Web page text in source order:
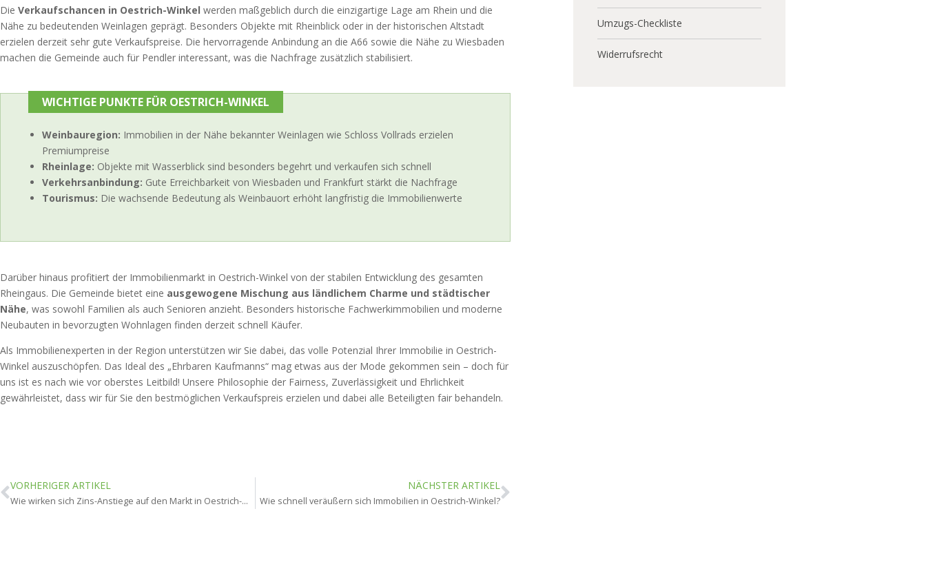
Die Verkaufschancen in Oestrich-Winkel werden maßgeblich durch die einzigartige Lage am Rhein und die
Nähe zu bedeutenden Weinlagen geprägt. Besonders Objekte mit Rheinblick oder in der historischen Altstadt
erzielen derzeit sehr gute Verkaufspreise. Die hervorragende Anbindung an die A66 sowie die Nähe zu Wiesbaden
machen die Gemeinde auch für Pendler interessant, was die Nachfrage zusätzlich stabilisiert.
WICHTIGE PUNKTE FÜR OESTRICH-WINKEL
Weinbauregion: Immobilien in der Nähe bekannter Weinlagen wie Schloss Vollrads erzielen
Premiumpreise
Rheinlage: Objekte mit Wasserblick sind besonders begehrt und verkaufen sich schnell
Verkehrsanbindung: Gute Erreichbarkeit von Wiesbaden und Frankfurt stärkt die Nachfrage
Tourismus: Die wachsende Bedeutung als Weinbauort erhöht langfristig die Immobilienwerte
Darüber hinaus profitiert der Immobilienmarkt in Oestrich-Winkel von der stabilen Entwicklung des gesamten
Rheingaus. Die Gemeinde bietet eine ausgewogene Mischung aus ländlichem Charme und städtischer
Nähe, was sowohl Familien als auch Senioren anzieht. Besonders historische Fachwerkimmobilien und moderne
Neubauten in bevorzugten Wohnlagen finden derzeit schnell Käufer.
Als Immobilienexperten in der Region unterstützen wir Sie dabei, das volle Potenzial Ihrer Immobilie in Oestrich-
Winkel auszuschöpfen. Das Ideal des „Ehrbaren Kaufmanns“ mag etwas aus der Mode gekommen sein – doch für
uns ist es nach wie vor oberstes Leitbild! Unsere Philosophie der Fairness, Zuverlässigkeit und Ehrlichkeit
gewährleistet, dass wir für Sie den bestmöglichen Verkaufspreis erzielen und dabei alle Beteiligten fair behandeln.
VORHERIGER ARTIKEL
Wie wirken sich Zins-Anstiege auf den Markt in Oestrich-Winkel aus?
NÄCHSTER ARTIKEL
Wie schnell veräußern sich Immobilien in Oestrich-Winkel?
Umzugs-Checkliste
Widerrufsrecht